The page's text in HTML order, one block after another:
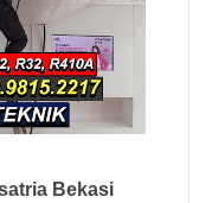
Bekasi